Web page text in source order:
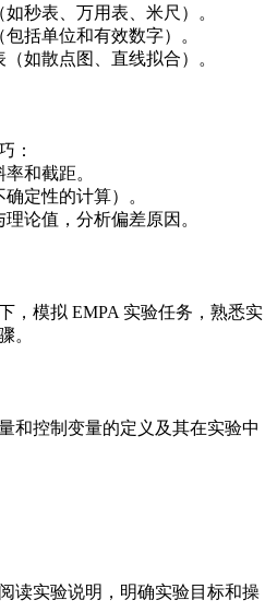
秒表、万用表、米尺）。
括单位和有效数字）。
如散点图、直线拟合）。
：
和截距。
定性的计算）。
论值，分析偏差原因。
，模拟 EMPA 实验任务，熟悉实
。
和控制变量的定义及其在实验中
读实验说明，明确实验目标和操